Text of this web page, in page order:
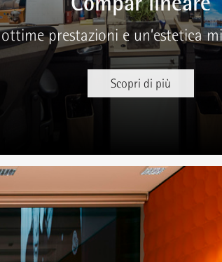
ottime prestazioni e un’estetica
Scopri di più